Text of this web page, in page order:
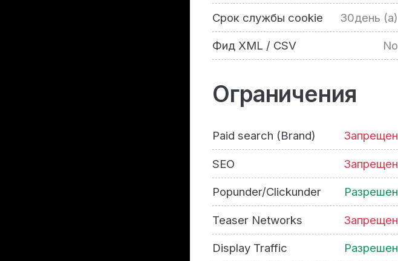
Срок службы cookie 30день (а)
Фид XML / CSV No
Ограничения
Paid search (Brand) Запрещен
SEO Запрещен
Popunder/Clickunder Разрешен
Teaser Networks Запрещен
Display Traffic Разрешен